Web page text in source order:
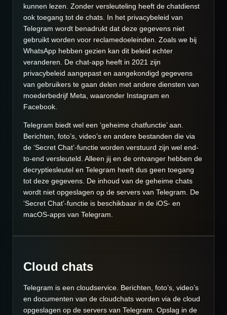
kunnen lezen. Zonder versleuteling heeft de chatdienst
ook toegang tot de chats. In het privacybeleid van
Telegram wordt benadrukt dat deze gegevens niet
gebruikt worden voor reclamedoeleinden. Zoals we bij
WhatsApp hebben gezien kan dit beleid echter
veranderen. De chat-app heeft in 2021 zijn
privacybeleid aangepast en aangekondigd gegevens
van gebruikers te gaan delen met andere diensten van
moederbedrijf Meta, waaronder Instagram en
Facebook.
Telegram biedt wel een ‘geheime chatfunctie’ aan.
Berichten, foto’s, video’s en andere bestanden die via
de ‘Secret Chat’-functie worden verstuurd zijn wel end-
to-end versleuteld. Alleen jij en de ontvanger hebben de
decryptiesleutel en Telegram heeft dus geen toegang
tot deze gegevens. De inhoud van de geheime chats
wordt niet opgeslagen op de servers van Telegram. De
‘Secret Chat’-functie is beschikbaar in de iOS- en
macOS-apps van Telegram.
Cloud chats
Telegram is een cloudservice. Berichten, foto’s, video’s
en documenten van de cloudchats worden via de cloud
opgeslagen op de servers van Telegram. Opslag in de